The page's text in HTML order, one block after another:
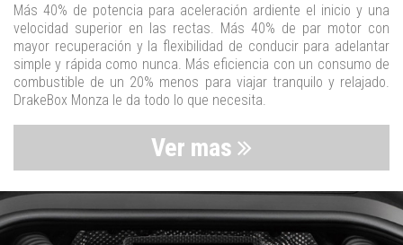
Más 40% de potencia para aceleración ardiente el inicio y una
velocidad superior en las rectas. Más 40% de par motor con
mayor recuperación y la flexibilidad de conducir para adelantar
simple y rápida como nunca. Más eficiencia con un consumo de
combustible de un 20% menos para viajar tranquilo y relajado.
DrakeBox Monza le da todo lo que necesita.
Ver mas